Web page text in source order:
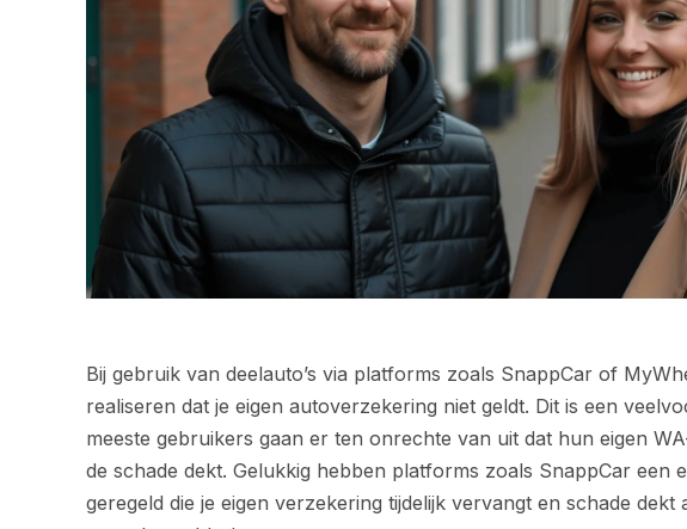
Bij gebruik van deelauto’s via platforms zoals SnappCar of
realiseren dat je eigen autoverzekering niet geldt. Dit is een
meeste gebruikers gaan er ten onrechte van uit dat hun eigen
de schade dekt. Gelukkig hebben platforms zoals SnappCar een
geregeld die je eigen verzekering tijdelijk vervangt en schade